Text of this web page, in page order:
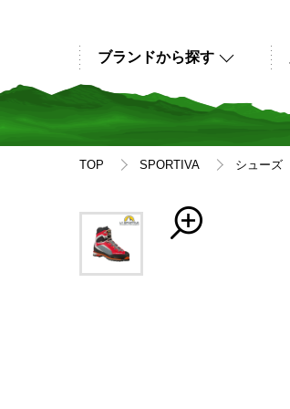
ブランドから探す
TOP SPORTIVA シューズ